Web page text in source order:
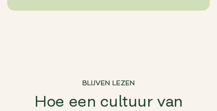
BLIJVEN LEZEN
Hoe een cultuur van